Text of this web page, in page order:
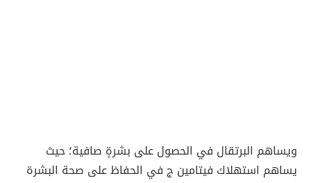
ويساهم البرتقال في الحصول على بشرةٍ صافية؛ حيث
يساهم استهلاك فيتامين ج في الحفاظ على صحة البشرة